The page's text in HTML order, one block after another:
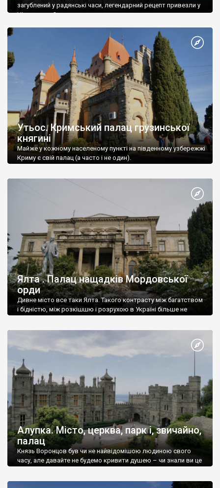
загублений у радянські часи, легендарний рецепт привезли у
Ніжин греки?
Утьос. Кримський палац грузинської
княгині
Майже у кожному населеному пункті на південному узбережжі
Криму є свій палац (а часто і не один).
Ялта . Палац нащадків Мордовської
орди
Дивне місто все таки Ялта. Такого контрасту між багатством
і бідністю, між розкішшю і розрухою в Україні більше не
Алупка. Місто, церква, парк і, звичайно,
палац
Князь Воронцов був чи не найвідомішою людиною свого
часу, але давайте не будемо кривити душею – чи знали ви це